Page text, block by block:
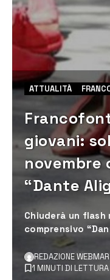
ATTUALITÀ
giovani:
novembre
“Dante
Chiuderà un
comprensivo
REDAZIONE
1 MINUTI DI LETTURA